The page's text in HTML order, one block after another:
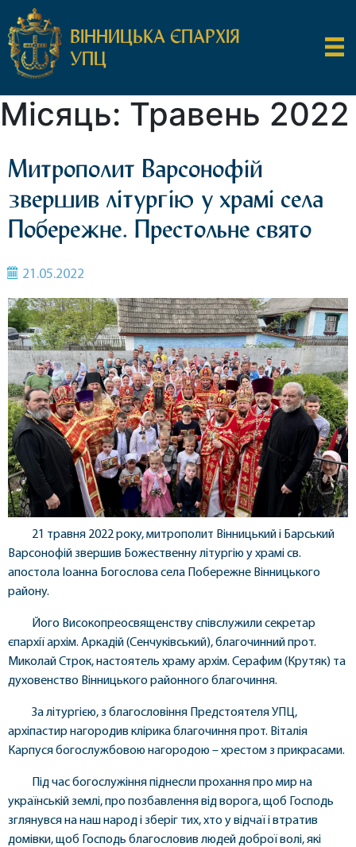
ВІННИЦЬКА ЄПАРХІЯ
УПЦ
Місяць: Травень 2022
Митрополит Варсонофій
звершив літургію у храмі села
Побережне. Престольне свято
21.05.2022
21 травня 2022 року, митрополит Вінницький і Барський
Варсонофій звершив Божественну літургію у храмі св.
апостола Іоанна Богослова села Побережне Вінницького
району.
Його Високопреосвященству співслужили секретар
єпархії архім. Аркадій (Сенчуківський), благочинний прот.
Миколай Строк, настоятель храму архім. Серафим (Крутяк) та
духовенство Вінницького районного благочиння.
За літургією, з благословіння Предстоятеля УПЦ,
архіпастир нагородив клірика благочиння прот. Віталія
Карпуся богослужбовою нагородою – хрестом з прикрасами.
Під час богослужіння піднесли прохання про мир на
українській землі, про позбавлення від ворога, щоб Господь
зглянувся на наш народ і зберіг тих, хто у відчаї і втратив
домівки, щоб Господь благословив людей доброї волі, які